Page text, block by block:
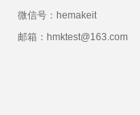
微信号：hemakeit
邮箱：hmktest@163.com